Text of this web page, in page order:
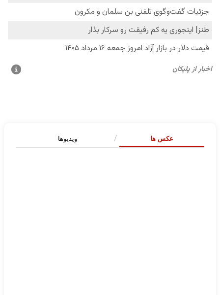
عکس ها ویدیوها